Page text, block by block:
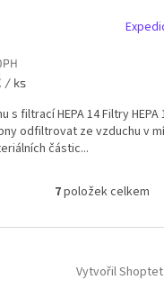
/ ks
s filtrací HEPA 14 Filtry
odfiltrovat ze vzduchu v
částic...
O
l
d
7položek celkem
Vytvořil Shoptet